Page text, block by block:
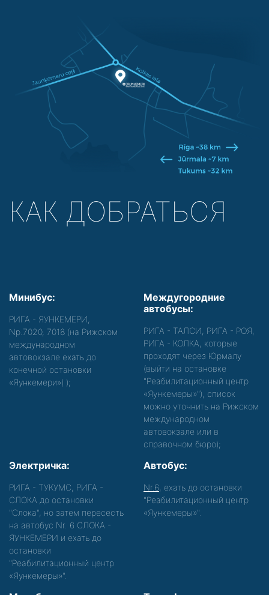
КАК ДОБРАТЬСЯ
Минибус:
РИГА - ЯУНКЕМЕРИ,
Nр.7020, 7018 (на Рижском
международном
автовокзале ехать до
конечной остановки
«Яункемери») );
Междугородние
автобусы:
РИГА - ТАЛСИ, РИГА - РОЯ,
РИГА - КОЛКА, которые
проходят через Юрмалу
(выйти на остановке
"Реабилитационный центр
«Яункемеры»"), список
можно уточнить на Рижском
международном
автовокзале или в
справочном бюро);
Электричка:
РИГА - ТУКУМС, РИГА -
СЛОКА до остановки
"Слока", но затем пересесть
на автобус Nr. 6 СЛОКА -
ЯУНКЕМЕРИ и ехать до
остановки
"Реабилитационный центр
«Яункемеры»".
Автобус:
Nr.6 , ехать до остановки
"Реабилитационный центр
«Яункемеры»".